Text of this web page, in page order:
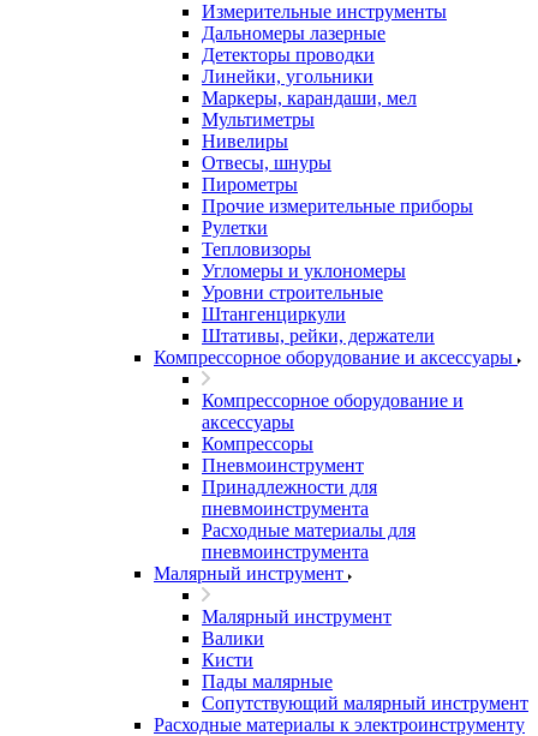
Измерительные инструменты
Дальномеры лазерные
Детекторы проводки
Линейки, угольники
Маркеры, карандаши, мел
Мультиметры
Нивелиры
Отвесы, шнуры
Пирометры
Прочие измерительные приборы
Рулетки
Тепловизоры
Угломеры и уклономеры
Уровни строительные
Штангенциркули
Штативы, рейки, держатели
Компрессорное оборудование и аксессуары
Компрессорное оборудование и
аксессуары
Компрессоры
Пневмоинструмент
Принадлежности для
пневмоинструмента
Расходные материалы для
пневмоинструмента
Малярный инструмент
Малярный инструмент
Валики
Кисти
Пады малярные
Сопутствующий малярный инструмент
Расходные материалы к электроинструменту